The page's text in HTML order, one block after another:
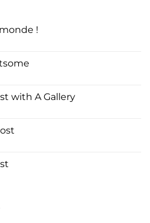
!
with A Gallery